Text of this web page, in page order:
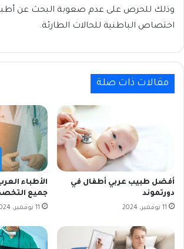
وذلك للحرص على عدم صعوبة البحث عن
اختصاص الباطنية للحالات الطارئة.
مقالات ذات صلة
أفضل طبيب عربي أطفال في
دورتموند
11 نوفمبر، 2024
الأطباء
جميع
11 نوفمبر، 2024